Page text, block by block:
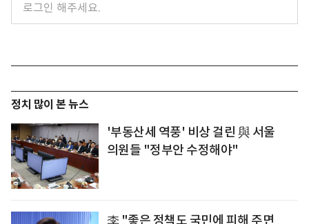
정치 많이 본 뉴스
'부동산세 역풍' 비상 걸린 與 서울
의원들 "정부안 수정해야"
李 "좋은 정책도 국민에 피해 주면